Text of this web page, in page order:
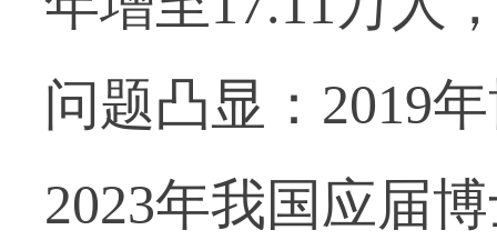
问题凸显：2019
2023年我国应届